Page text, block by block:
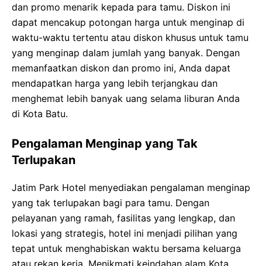
dan promo menarik kepada para tamu. Diskon ini
dapat mencakup potongan harga untuk menginap di
waktu-waktu tertentu atau diskon khusus untuk tamu
yang menginap dalam jumlah yang banyak. Dengan
memanfaatkan diskon dan promo ini, Anda dapat
mendapatkan harga yang lebih terjangkau dan
menghemat lebih banyak uang selama liburan Anda
di Kota Batu.
Pengalaman Menginap yang Tak
Terlupakan
Jatim Park Hotel menyediakan pengalaman menginap
yang tak terlupakan bagi para tamu. Dengan
pelayanan yang ramah, fasilitas yang lengkap, dan
lokasi yang strategis, hotel ini menjadi pilihan yang
tepat untuk menghabiskan waktu bersama keluarga
atau rekan kerja. Menikmati keindahan alam Kota